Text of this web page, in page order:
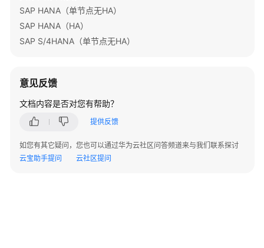
构
建
Java
境
基
搭
建
SAP HANA（单节点无HA）
SAP HANA（HA）
SAP S/4HANA（单节点无HA）
意见反馈
文档内容是否对您有帮助？
提供反馈
如您有其它疑问，您也可以通过华为云社区问答频道来与我们联系探讨
云宝助手提问
云社区提问